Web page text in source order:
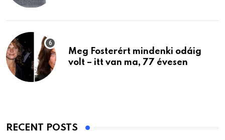
Meg Fosterért mindenki odáig
volt – itt van ma, 77 évesen
RECENT POSTS